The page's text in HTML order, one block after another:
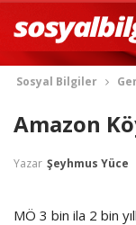
Sosyal Bilgiler
Amazon
Yazar Şeyhmus Yüce
MÖ 3 bin ila 2 bin